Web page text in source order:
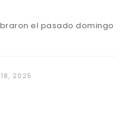
el pasado domingo
18, 2025